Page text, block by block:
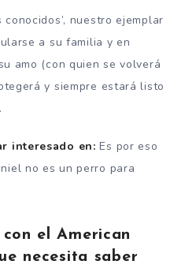
nuestro ejemplar
a su familia y en
amo (con quien se volverá
y siempre estará listo
interesado en: Es por eso
no es un perro para
el American
necesita saber